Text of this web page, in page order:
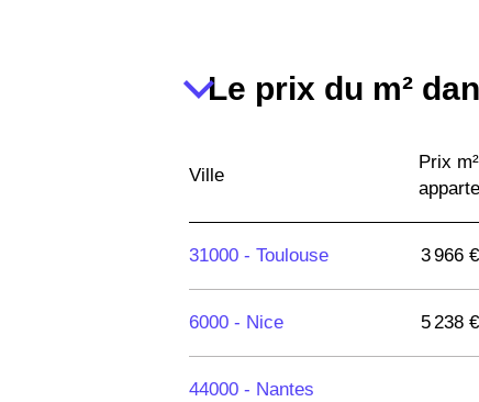
Le prix du m²
Ville
Prix
31000 - Toulouse 3 966 €
6000 - Nice 5 238 €
44000 - Nantes